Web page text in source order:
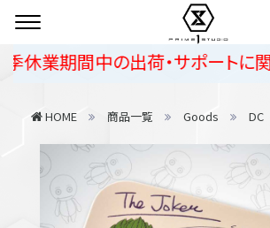
業期間中の出荷・サポートに関す
HOME 商品一覧 Goods DC